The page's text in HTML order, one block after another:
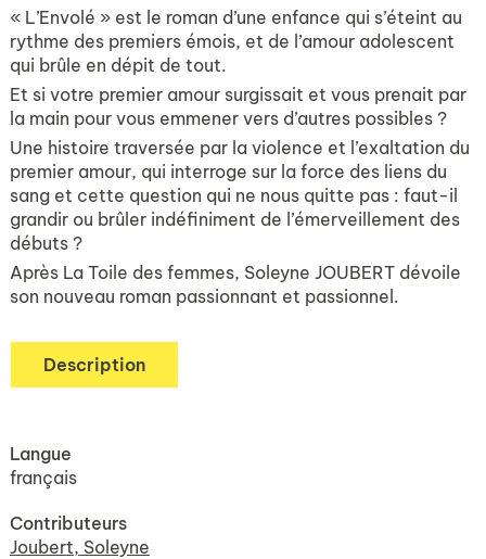
« L’Envolé » est le roman d’une enfance qui s’éteint au
rythme des premiers émois, et de l’amour adolescent
qui brûle en dépit de tout.
Et si votre premier amour surgissait et vous prenait par
la main pour vous emmener vers d’autres possibles ?
Une histoire traversée par la violence et l’exaltation du
premier amour, qui interroge sur la force des liens du
sang et cette question qui ne nous quitte pas : faut-il
grandir ou brûler indéfiniment de l’émerveillement des
débuts ?
Après La Toile des femmes, Soleyne JOUBERT dévoile
son nouveau roman passionnant et passionnel.
Description
Langue
français
Contributeurs
Joubert, Soleyne